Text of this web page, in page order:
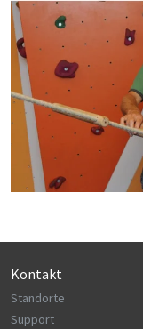
Kontakt
Standorte
Support